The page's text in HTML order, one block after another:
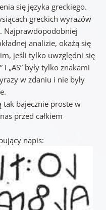
się języka greckiego.
greckich wyrazów
Najprawdopodobniej
analizie, okażą się
jeśli tylko uwzględni się
i „AS” były tylko znakami
w zdaniu i nie były
tak bajecznie proste w
przed całkiem
napis: